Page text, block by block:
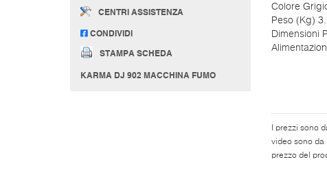
CENTRI ASSISTENZA
CONDIVIDI
STAMPA SCHEDA
KARMA DJ 902 MACCHINA FUMO
Colore
Peso (Kg)
Dimensioni
I prezzi sono
video sono da
prezzo del